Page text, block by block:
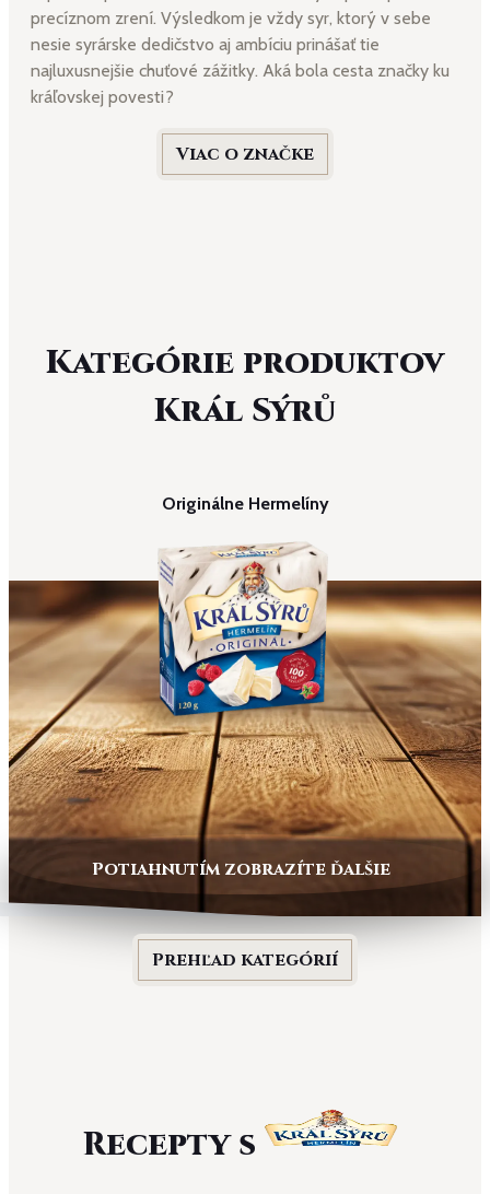
precíznom zrení. Výsledkom je vždy syr, ktorý v sebe
nesie syrárske dedičstvo aj ambíciu prinášať tie
najluxusnejšie chuťové zážitky. Aká bola cesta značky ku
kráľovskej povesti?
Viac o značke
Kategórie produktov
Král Sýrů
Originálne Hermelíny
Potiahnutím zobrazíte ďalšie
Prehľad kategórií
Recepty s